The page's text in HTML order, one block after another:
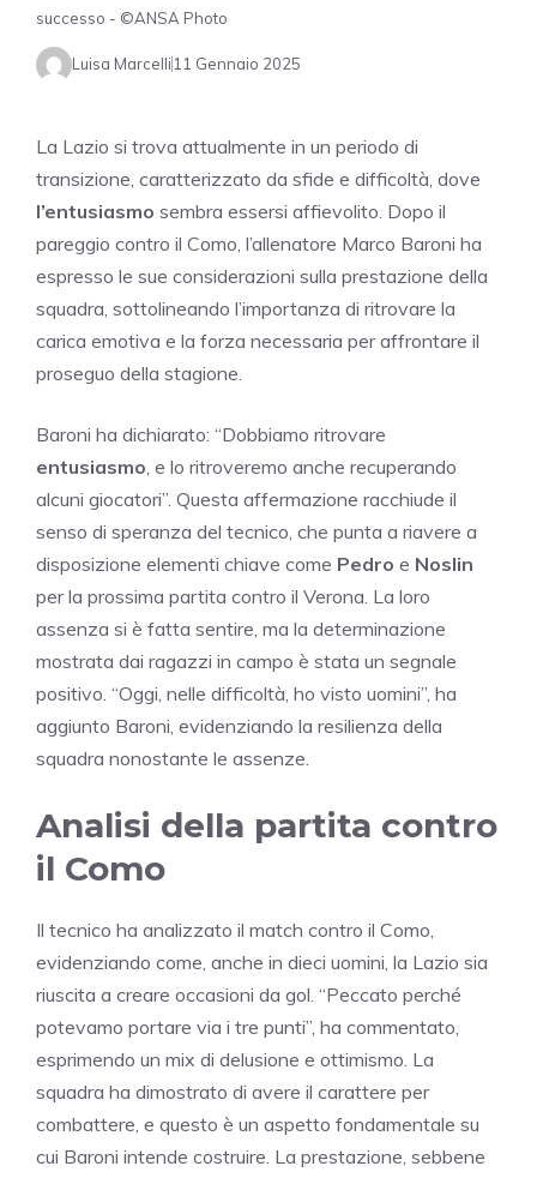
successo - ©ANSA Photo
Luisa Marcelli11 Gennaio 2025
La Lazio si trova attualmente in un periodo di
transizione, caratterizzato da sfide e difficoltà, dove
l’entusiasmo sembra essersi affievolito. Dopo il
pareggio contro il Como, l’allenatore Marco Baroni ha
espresso le sue considerazioni sulla prestazione della
squadra, sottolineando l’importanza di ritrovare la
carica emotiva e la forza necessaria per affrontare il
proseguo della stagione.
Baroni ha dichiarato: “Dobbiamo ritrovare
entusiasmo , e lo ritroveremo anche recuperando
alcuni giocatori”. Questa affermazione racchiude il
senso di speranza del tecnico, che punta a riavere a
disposizione elementi chiave come Pedro e Noslin
per la prossima partita contro il Verona. La loro
assenza si è fatta sentire, ma la determinazione
mostrata dai ragazzi in campo è stata un segnale
positivo. “Oggi, nelle difficoltà, ho visto uomini”, ha
aggiunto Baroni, evidenziando la resilienza della
squadra nonostante le assenze.
Analisi della partita contro
il Como
Il tecnico ha analizzato il match contro il Como,
evidenziando come, anche in dieci uomini, la Lazio sia
riuscita a creare occasioni da gol. “Peccato perché
potevamo portare via i tre punti”, ha commentato,
esprimendo un mix di delusione e ottimismo. La
squadra ha dimostrato di avere il carattere per
combattere, e questo è un aspetto fondamentale su
cui Baroni intende costruire. La prestazione, sebbene